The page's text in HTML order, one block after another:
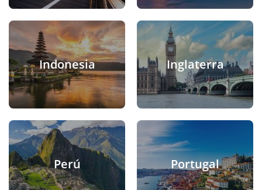
Indonesia Inglaterra
Perú Portugal